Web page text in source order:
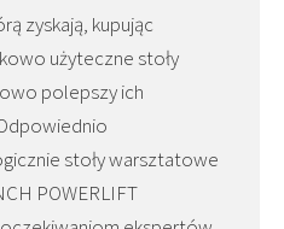
zyskają, kupując
użyteczne stoły
polepszy ich
stoły warsztatowe
POWERLIFT